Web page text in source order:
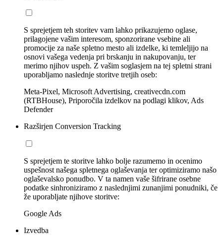
S sprejetjem teh storitev vam lahko prikazujemo oglase,
prilagojene vašim interesom, sponzorirane vsebine ali
promocije za naše spletno mesto ali izdelke, ki temleljijo na
osnovi vašega vedenja pri brskanju in nakupovanju, ter
merimo njihov uspeh. Z vašim soglasjem na tej spletni strani
uporabljamo naslednje storitve tretjih oseb:
Meta-Pixel, Microsoft Advertising, creativecdn.com
(RTBHouse), Priporočila izdelkov na podlagi klikov, Ads
Defender
Razširjen Conversion Tracking
S sprejetjem te storitve lahko bolje razumemo in ocenimo
uspešnost našega spletnega oglaševanja ter optimiziramo našo
oglaševalsko ponudbo. V ta namen vaše šifrirane osebne
podatke sinhroniziramo z naslednjimi zunanjimi ponudniki, če
že uporabljate njihove storitve:
Google Ads
Izvedba